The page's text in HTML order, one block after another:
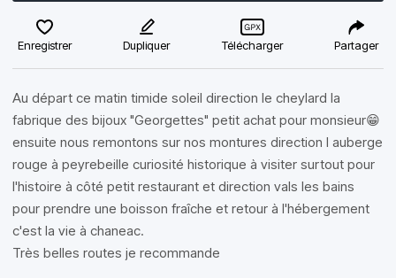
Enregistrer Dupliquer Télécharger Partager
Au départ ce matin timide soleil direction le cheylard la
fabrique des bijoux "Georgettes" petit achat pour monsieur😁
ensuite nous remontons sur nos montures direction l auberge
rouge à peyrebeille curiosité historique à visiter surtout pour
l'histoire à côté petit restaurant et direction vals les bains
pour prendre une boisson fraîche et retour à l'hébergement
c'est la vie à chaneac.
Très belles routes je recommande